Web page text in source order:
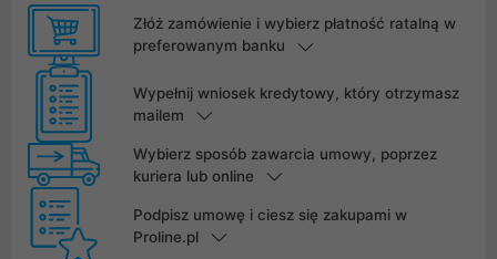
Złóż zamówienie i wybierz płatność ratalną w
preferowanym banku
Wypełnij wniosek kredytowy, który otrzymasz
mailem
Wybierz sposób zawarcia umowy, poprzez
kuriera lub online
Podpisz umowę i ciesz się zakupami w
Proline.pl